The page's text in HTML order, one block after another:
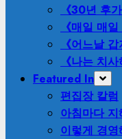
《30년 후
《매일 매
《어느날
《나는 치
Featured In
편집장 칼럼
아침마다 지
이렇게 경영